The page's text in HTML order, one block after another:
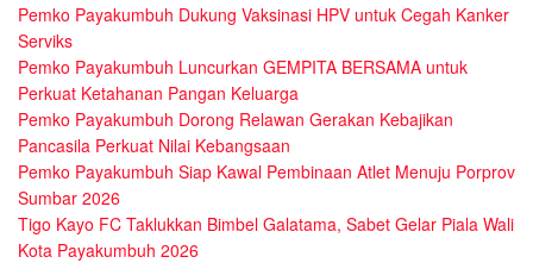
Pemko Payakumbuh Dukung Vaksinasi HPV untuk Cegah Kanker
Serviks
Pemko Payakumbuh Luncurkan GEMPITA BERSAMA untuk
Perkuat Ketahanan Pangan Keluarga
Pemko Payakumbuh Dorong Relawan Gerakan Kebajikan
Pancasila Perkuat Nilai Kebangsaan
Pemko Payakumbuh Siap Kawal Pembinaan Atlet Menuju Porprov
Sumbar 2026
Tigo Kayo FC Taklukkan Bimbel Galatama, Sabet Gelar Piala Wali
Kota Payakumbuh 2026